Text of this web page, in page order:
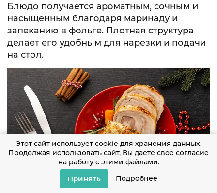
Блюдо получается ароматным, сочным и
насыщенным благодаря маринаду и
запеканию в фольге. Плотная структура
делает его удобным для нарезки и подачи
на стол.
Этот сайт использует cookie для хранения данных.
Продолжая использовать сайт, Вы даете свое согласие
на работу с этими файлами.
Принять Подробнее